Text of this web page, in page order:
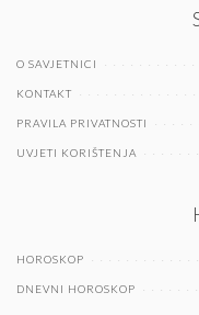
O SAVJETNICI
KONTAKT
PRAVILA PRIVATNOSTI
UVJETI KORIŠTENJA
HOROSKOP
DNEVNI HOROSKOP